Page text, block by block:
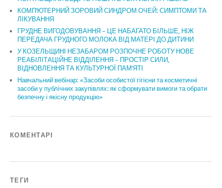
КОМП’ЮТЕРНИЙ ЗОРОВИЙ СИНДРОМ ОЧЕЙ: СИМПТОМИ ТА
ЛІКУВАННЯ
ГРУДНЕ ВИГОДОВУВАННЯ – ЦЕ НАБАГАТО БІЛЬШЕ, НІЖ
ПЕРЕДАЧА ГРУДНОГО МОЛОКА ВІД МАТЕРІ ДО ДИТИНИ
У КОЗЕЛЬЩИНІ НЕЗАБАРОМ РОЗПОЧНЕ РОБОТУ НОВЕ
РЕАБІЛІТАЦІЙНЕ ВІДДІЛЕННЯ – ПРОСТІР СИЛИ,
ВІДНОВЛЕННЯ ТА КУЛЬТУРНОЇ ПАМ’ЯТІ
Навчальний вебінар: «Засоби особистої гігієни та косметичні
засоби у публічних закупівлях: як сформувати вимоги та обрати
безпечну і якісну продукцію»
КОМЕНТАРІ
ТЕГИ